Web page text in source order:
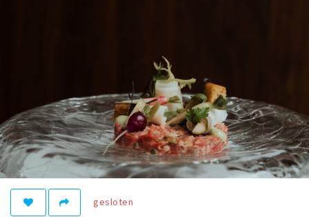
Drinken
Slapen
Recreatief
Winkels
Winkelgebiedengesloten